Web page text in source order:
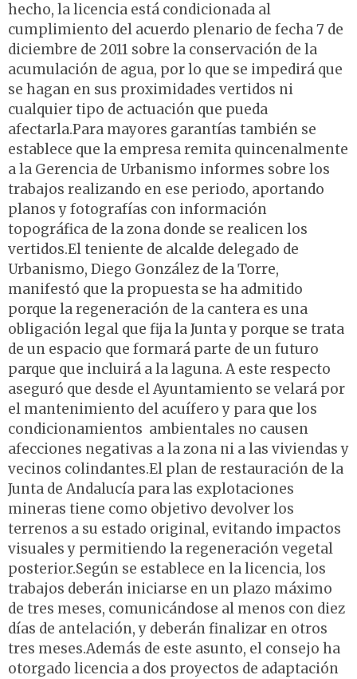
hecho, la licencia está condicionada al
cumplimiento del acuerdo plenario de fecha 7 de
diciembre de 2011 sobre la conservación de la
acumulación de agua, por lo que se impedirá que
se hagan en sus proximidades vertidos ni
cualquier tipo de actuación que pueda
afectarla.Para mayores garantías también se
establece que la empresa remita quincenalmente
a la Gerencia de Urbanismo informes sobre los
trabajos realizando en ese periodo, aportando
planos y fotografías con información
topográfica de la zona donde se realicen los
vertidos.El teniente de alcalde delegado de
Urbanismo, Diego González de la Torre,
manifestó que la propuesta se ha admitido
porque la regeneración de la cantera es una
obligación legal que fija la Junta y porque se trata
de un espacio que formará parte de un futuro
parque que incluirá a la laguna. A este respecto
aseguró que desde el Ayuntamiento se velará por
el mantenimiento del acuífero y para que los
condicionamientos ambientales no causen
afecciones negativas a la zona ni a las viviendas y
vecinos colindantes.El plan de restauración de la
Junta de Andalucía para las explotaciones
mineras tiene como objetivo devolver los
terrenos a su estado original, evitando impactos
visuales y permitiendo la regeneración vegetal
posterior.Según se establece en la licencia, los
trabajos deberán iniciarse en un plazo máximo
de tres meses, comunicándose al menos con diez
días de antelación, y deberán finalizar en otros
tres meses.Además de este asunto, el consejo ha
otorgado licencia a dos proyectos de adaptación